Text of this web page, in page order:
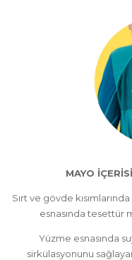
MAYO
Sırt ve gövde
esnasında tesettür
Yüzme esnasında
sirkülasyonunu